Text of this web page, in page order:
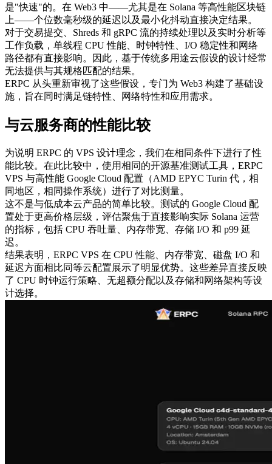
是"快速"的。在 Web3 中——尤其是在 Solana 等高性能区块链
上——个位数毫秒级的延迟以及最小化抖动直接决定结果。
对于交易提交、Shreds 和 gRPC 流的持续处理以及实时分析等
工作负载，单线程 CPU 性能、时钟特性、I/O 稳定性和网络
路径都有直接影响。因此，基于传统多用途云假设的设计经常
无法提供与其规格匹配的结果。
ERPC 从头重新审视了这些假设，专门为 Web3 构建了基础设
施，旨在同时满足链特性、网络特性和应用需求。
与云服务商的性能比较
为说明 ERPC 的 VPS 设计理念，我们在相同条件下进行了性
能比较。在此比较中，使用相同的开源基准测试工具，ERPC
VPS 与高性能 Google Cloud 配置（AMD EPYC Turin 代，相
同地区，相同操作系统）进行了对比测量。
这不是与低成本云产品的简单比较。测试的 Google Cloud 配
置处于更高价格层级，评估聚焦于直接影响实际 Solana 运营
的指标，包括 CPU 吞吐量、内存带宽、存储 I/O 和 p99 延
迟。
结果表明，ERPC VPS 在 CPU 性能、内存带宽、磁盘 I/O 和
延迟方面相比同等云配置展示了明显优势。这些差异直接反映
了 CPU 时钟运行策略、无超额分配以及存储和网络架构等设
计选择。